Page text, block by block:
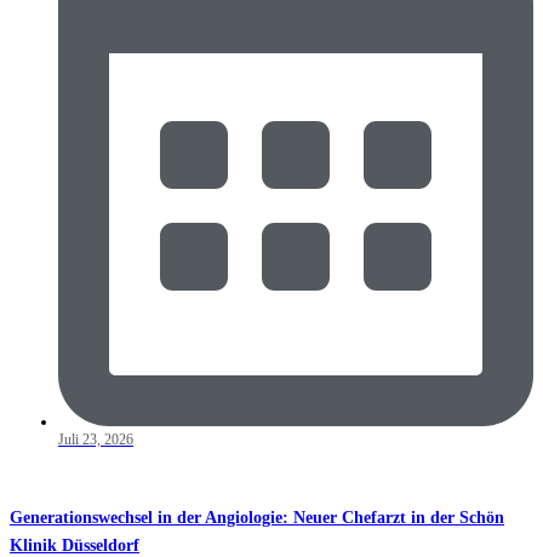
Juli 23, 2026
Generationswechsel in der Angiologie: Neuer Chefarzt in der Schön
Klinik Düsseldorf